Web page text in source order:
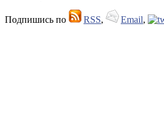
Подпишись по RSS, Email,